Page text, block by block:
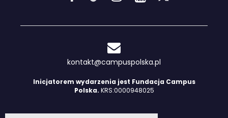
kontakt@campuspolska.pl
Inicjatorem wydarzenia jest Fundacja Campus
Polska. KRS:0000948025